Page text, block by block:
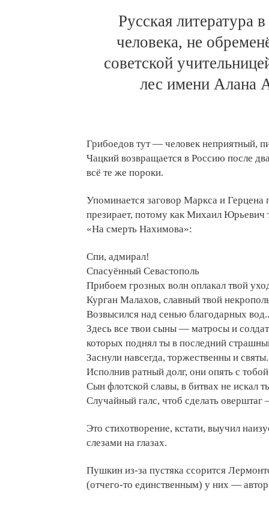
Русская литература
человека, не
советской
лес имени Алана
Грибоедов тут — человек неприятный,
Чацкий возвращается в Россию после
всё те же пороки.
Упоминается заговор Маркса и
презирает, потому как Михаил Юрьевич
«На смерть Нахимова»:
Спи, адмирал!
Спасуённый Севастополь
Прибоем грозных волн оплакал твой
Курган Малахов, славный твой
Возвысился над сенью благодарных
Здесь все твои сыны — матросы и
которых поднял ты в последний
Заснули навсегда, торжественны и святы.
Исполнив ратный долг, они опять с
Сын флотской славы, в битвах не искал
Случайный галс, чтоб сделать оверштаг
Это стихотворение, кстати, выучил
слезами на глазах.
Пушкин из-за пустяка ссорится
(отчего-то единственным) у них —